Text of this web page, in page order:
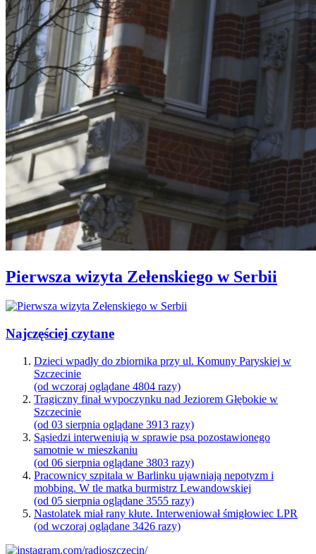
Pierwsza wizyta Zełenskiego w Serbii
Najczęściej czytane
Dzieci wpadły do zbiornika przy ul. Komuny Paryskiej w
Szczecinie
(od wczoraj oglądane 4804 razy)
Tragiczny finał wypoczynku nad Jeziorem Głębokie w
Szczecinie
(od 03 sierpnia oglądane 3913 razy)
Sąsiedzi interweniują w sprawie psa pozostawionego
samotnie w mieszkaniu
(od 06 sierpnia oglądane 3803 razy)
Pracownicy szpitala w Barlinku ujawniają nepotyzm i
mobbing. W tle matka burmistrz Lewandowskiej
(od 05 sierpnia oglądane 3555 razy)
Nastolatek miał rany kłute. Interweniował śmigłowiec LPR
(od wczoraj oglądane 3426 razy)